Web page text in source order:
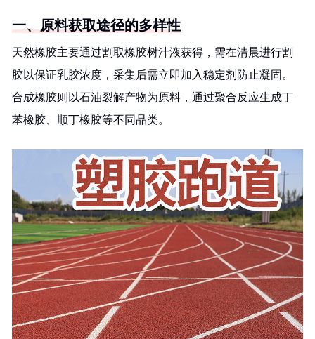
一、原料获取途径的多样性
天然橡胶主要通过割取橡胶树汁液获得，需在清晨进行割
胶以保证乳胶浓度，采集后需立即加入稳定剂防止凝固。
合成橡胶则以石油裂解产物为原料，通过聚合反应生成丁
苯橡胶、顺丁橡胶等不同品类。